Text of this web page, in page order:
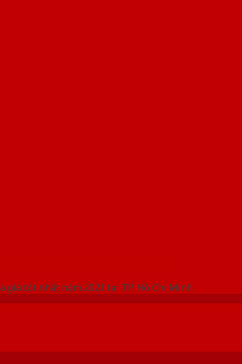
giá tốt nhất năm 2021 tại TP. Hồ Chí Minh